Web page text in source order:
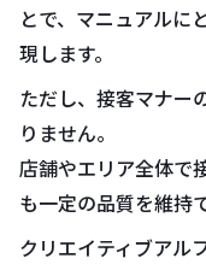
とで、マニュアルに
現します。
ただし、接客マナー
りません。
店舗やエリア全体で
も一定の品質を維持
クリエイティブアル